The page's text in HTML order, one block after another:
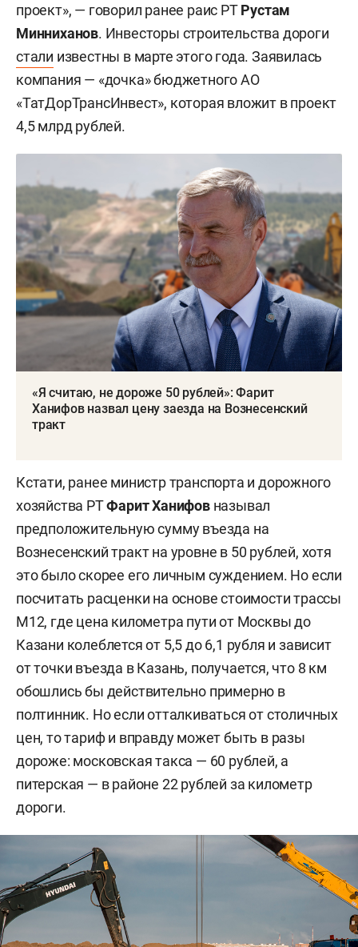
проект», — говорил ранее раис РТРустам
Минниханов. Инвесторы строительства дороги
стали известны в марте этого года. Заявилась
компания — «дочка» бюджетного АО
«ТатДорТрансИнвест», которая вложит в проект
4,5 млрд рублей.
«Я считаю, не дороже 50 рублей»: Фарит
Ханифов назвал цену заезда на Вознесенский
тракт
Кстати, ранее министр транспорта и дорожного
хозяйства РТФарит Ханифов называл
предположительную сумму въезда на
Вознесенский тракт на уровне в 50 рублей, хотя
это было скорее его личным суждением. Но если
посчитать расценки на основе стоимости трассы
М12, где цена километра пути от Москвы до
Казани колеблется от 5,5 до 6,1 рубля и зависит
от точки въезда в Казань, получается, что 8 км
обошлись бы действительно примерно в
полтинник. Но если отталкиваться от столичных
цен, то тариф и вправду может быть в разы
дороже: московская такса — 60 рублей, а
питерская — в районе 22 рублей за километр
дороги.